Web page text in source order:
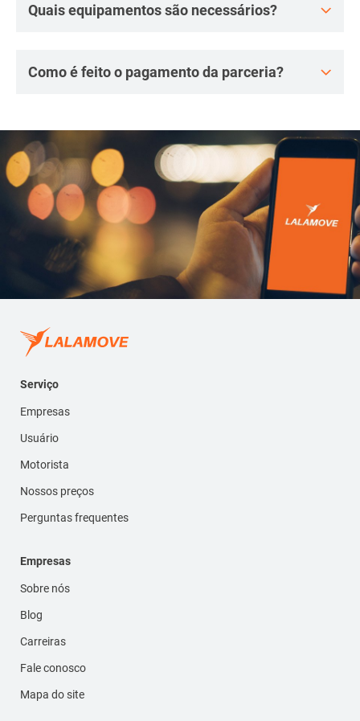
Quais equipamentos são necessários?
Como é feito o pagamento da parceria?
Serviço
Empresas
Usuário
Motorista
Nossos preços
Perguntas frequentes
Empresas
Sobre nós
Blog
Carreiras
Fale conosco
Mapa do site